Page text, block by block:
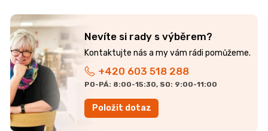
Nevíte si rady s výběrem?
+420 603 518 288
PO-PÁ: 8:00-15:30, SO: 9:00-11:00
Položit dotaz